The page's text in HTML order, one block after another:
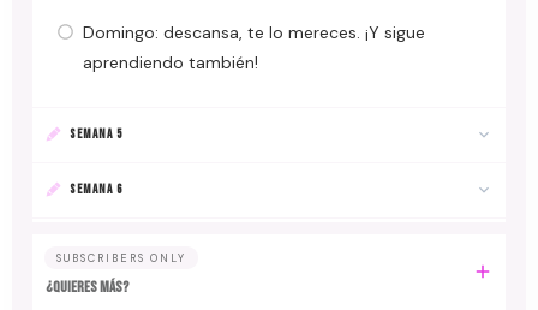
Domingo: descansa, te lo mereces. ¡Y sigue
aprendiendo también!
SEMANA 5
SEMANA 6
SUBSCRIBERS ONLY
¿Quieres más?